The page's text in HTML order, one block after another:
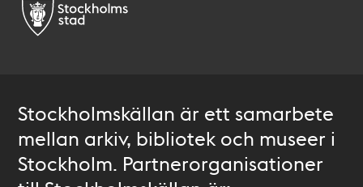
Stockholmskällan är ett samarbete
mellan arkiv, bibliotek och museer i
Stockholm. Partnerorganisationer